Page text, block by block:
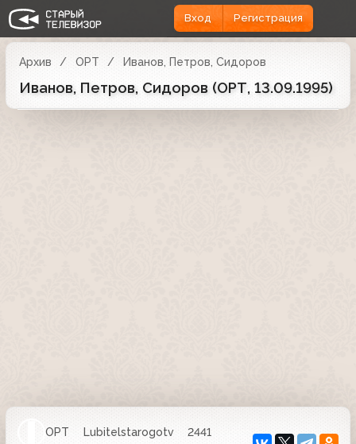
Вход Регистрация
Архив ОРТ Иванов, Петров, Сидоров
Иванов, Петров, Сидоров (ОРТ, 13.09.1995)
ОРТ Lubitelstarogotv
2441